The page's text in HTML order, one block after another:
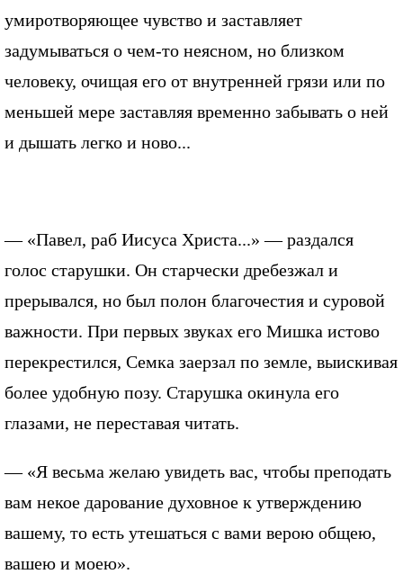
умиротворяющее чувство и заставляет
задумываться о чем-то неясном, но близком
человеку, очищая его от внутренней грязи или по
меньшей мере заставляя временно забывать о ней
и дышать легко и ново...
— «Павел, раб Иисуса Христа...» — раздался
голос старушки. Он старчески дребезжал и
прерывался, но был полон благочестия и суровой
важности. При первых звуках его Мишка истово
перекрестился, Семка заерзал по земле, выискивая
более удобную позу. Старушка окинула его
глазами, не переставая читать.
— «Я весьма желаю увидеть вас, чтобы преподать
вам некое дарование духовное к утверждению
вашему, то есть утешаться с вами верою общею,
вашею и моею».